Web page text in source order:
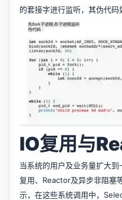
的套接字进行监听，其伪代码
IO复用与
当系统的用户及业务量扩大
复用、Reactor及异步非阻塞
示，在这些系统调用中，